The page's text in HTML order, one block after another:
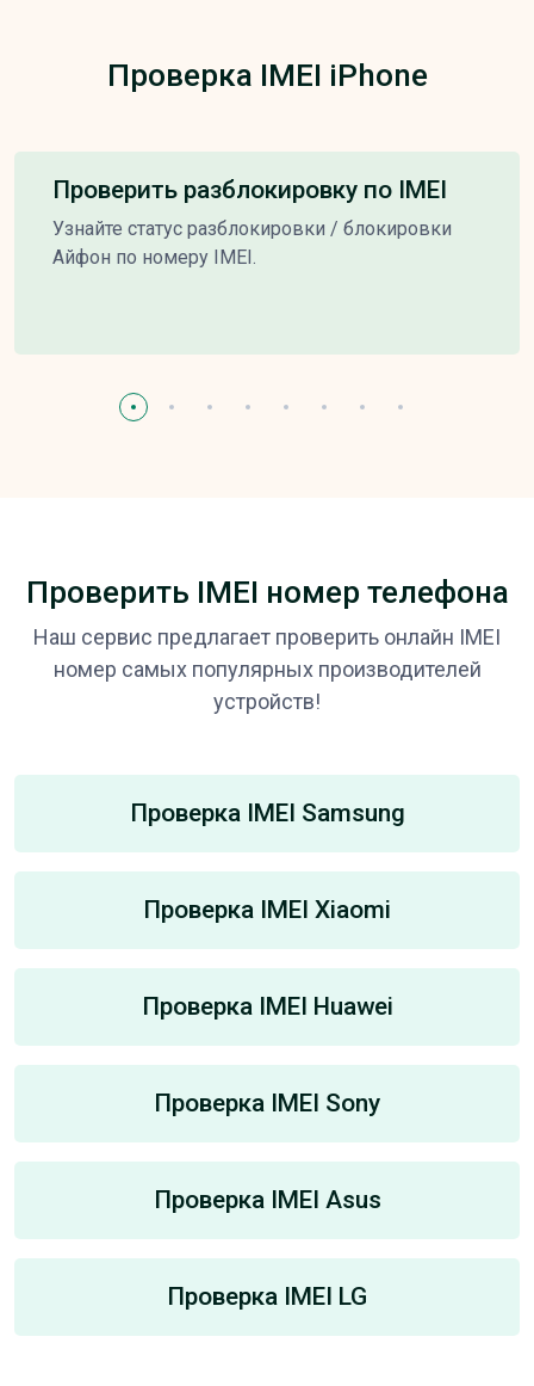
Проверка IMEI iPhone
Проверить разблокировку по IMEI
Узнайте статус разблокировки / блокировки
Айфон по номеру IMEI.
Проверить IMEI номер телефона
Наш сервис предлагает проверить онлайн IMEI
номер самых популярных производителей
устройств!
Проверка IMEI Samsung
Проверка IMEI Xiaomi
Проверка IMEI Huawei
Проверка IMEI Sony
Проверка IMEI Asus
Проверка IMEI LG